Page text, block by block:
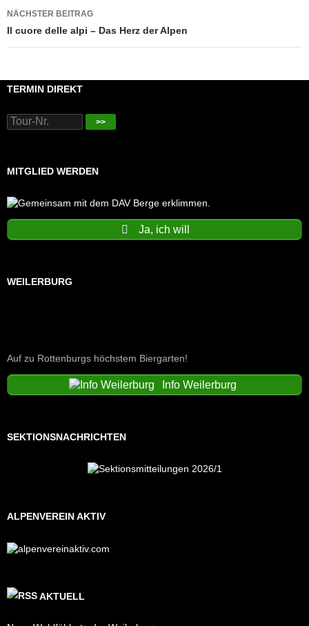
NÄCHSTER BEITRAG
Il cuore delle alpi – Das Herz der Alpen
TERMIN DIREKT
>>
MITGLIED WERDEN
Ja, ich will
WEILERBURG
Auf zu Rottenburgs höchstem Biergarten!
Info Weilerburg
SEKTIONSNACHRICHTEN
ALPENVEREIN AKTIV
AKTUELL